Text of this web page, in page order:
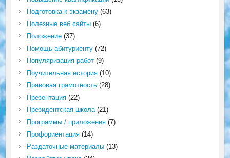
Подготовка к экзамену(63)
Полезные веб сайты(6)
Положение(37)
Помощь абитуриенту(72)
Популяризация работ(9)
Поучительная история(10)
Правовая грамотность(28)
Презентация(22)
Президентская школа(21)
Программы / приложения(7)
Профориентация(14)
Раздаточные материалы(13)